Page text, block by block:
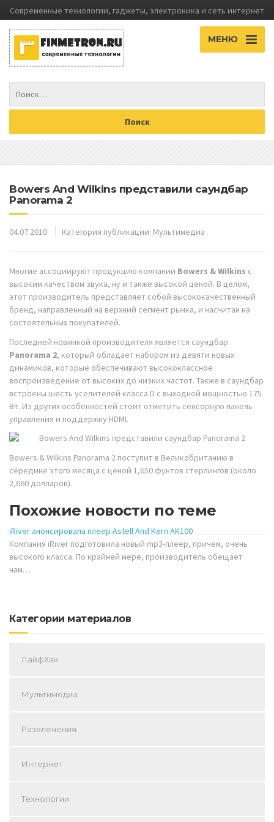
Современные технологии, гаджеты, электроника и сеть интернет
МЕНЮ
Bowers And Wilkins представили саундбар
Panorama 2
04.07.2010 Категория публикации: Мультимедиа
Многие ассоциируют продукцию компании Bowers & Wilkins с
высоким качеством звука, ну и также высокой ценой. В целом,
этот производитель представляет собой высококачественный
бренд, направленный на верхний сегмент рынка, и насчитан на
состоятельных покупателей.
Последней новинкой производителя является саундбар
Panorama 2, который обладает набором из девяти новых
динамиков, которые обеспечивают высококлассное
воспроизведение от высоких до низких частот. Также в саундбар
встроены шесть уселителей класса D с выходной мощностью 175
Вт. Из других особенностей стоит отметить сенсорную панель
управления и поддержку HDMI.
Bowers & Wilkins Panorama 2 поступит в Великобританию в
середине этого месяца с ценой 1,650 фунтов стерлингов (около
2,660 долларов).
Похожие новости по теме
iRiver анонсировала плеер Astell And Kern AK100
Компания iRiver подготовила новый mp3-плеер, причем, очень
высокого класса. По крайней мере, производитель обещает
нам…
Категории материалов
ЛайфХак
Мультимедиа
Развлечения
Интернет
Технологии